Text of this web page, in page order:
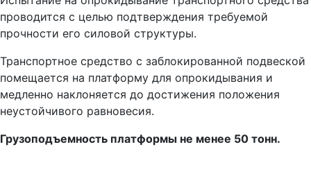
проводится с целью подтверждения требуемой
прочности его силовой структуры.
Транспортное средство с заблокированной подвеской
помещается на платформу для опрокидывания и
медленно наклоняется до достижения положения
неустойчивого равновесия.
Грузоподъемность платформы не менее 50 тонн.